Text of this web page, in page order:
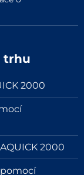
trhu
2000
2000